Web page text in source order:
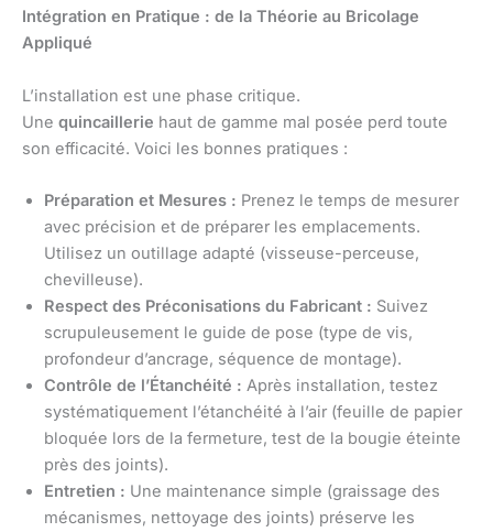
Intégration en Pratique : de la Théorie au Bricolage
Appliqué
L’installation est une phase critique.
Une quincaillerie haut de gamme mal posée perd toute
son efficacité. Voici les bonnes pratiques :
Préparation et Mesures : Prenez le temps de mesurer
avec précision et de préparer les emplacements.
Utilisez un outillage adapté (visseuse-perceuse,
chevilleuse).
Respect des Préconisations du Fabricant : Suivez
scrupuleusement le guide de pose (type de vis,
profondeur d’ancrage, séquence de montage).
Contrôle de l’Étanchéité : Après installation, testez
systématiquement l’étanchéité à l’air (feuille de papier
bloquée lors de la fermeture, test de la bougie éteinte
près des joints).
Entretien : Une maintenance simple (graissage des
mécanismes, nettoyage des joints) préserve les